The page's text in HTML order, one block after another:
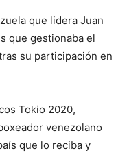
que lidera Juan
que gestionaba el
su participación en
Tokio 2020,
venezolano
que lo reciba y